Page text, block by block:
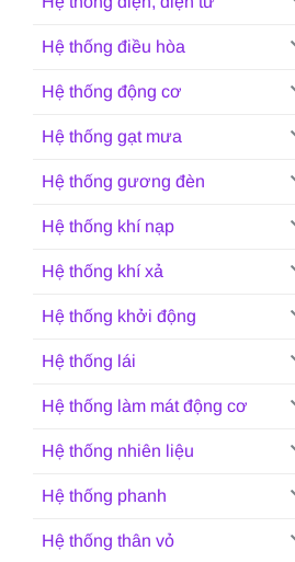
Hệ thống điều hòa
Hệ thống động cơ
Hệ thống gạt mưa
Hệ thống gương đèn
Hệ thống khí nạp
Hệ thống khí xả
Hệ thống khởi động
Hệ thống lái
Hệ thống làm mát động cơ
Hệ thống nhiên liệu
Hệ thống phanh
Hệ thống thân vỏ